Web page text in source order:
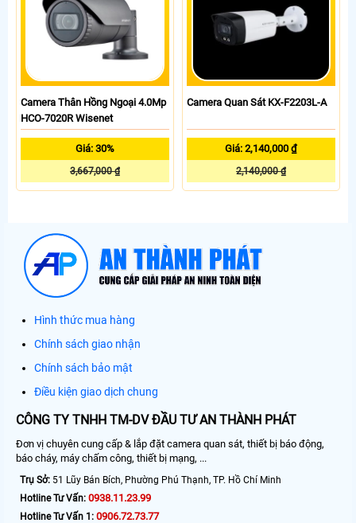
Camera Thân Hồng Ngoại 4.0Mp
HCO-7020R Wisenet
Giá: 30%
3,667,000 ₫
Camera Quan Sát KX-F2203L-A
Giá: 2,140,000 ₫
2,140,000 ₫
Hình thức mua hàng
Chính sách giao nhận
Chính sách bảo mật
Điều kiện giao dịch chung
CÔNG TY TNHH TM-DV ĐẦU TƯ AN THÀNH PHÁT
Đơn vị chuyên cung cấp & lắp đặt camera quan sát, thiết bị báo động,
báo cháy, máy chấm công, thiết bị mạng, ...
Trụ Sở: 51 Lũy Bán Bích, Phường Phú Thạnh, TP. Hồ Chí Minh
Hotline Tư Vấn: 0938.11.23.99
Hotline Tư Vấn 1: 0906.72.73.77